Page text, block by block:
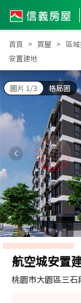
首頁 買屋 區
安置建地
圖片 1/3 格局圖
航空城安置
桃園市大園區三石